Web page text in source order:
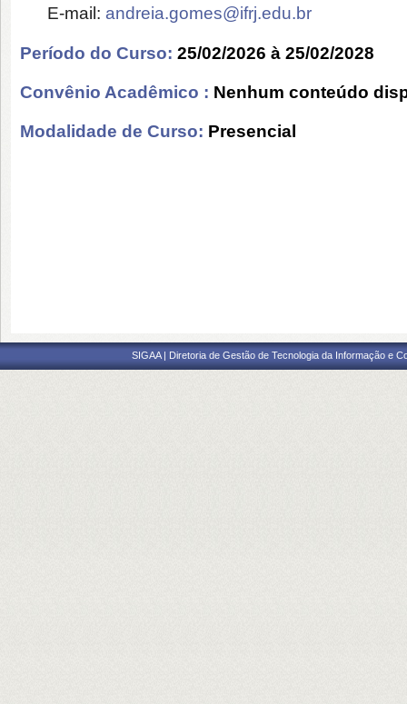
E-mail: andreia.gomes@ifrj.edu.br
Período do Curso: 25/02/2026 à 25/02/2028
Convênio Acadêmico : Nenhum conteúdo
Modalidade de Curso: Presencial
SIGAA | Diretoria de Gestão de Tecnologia da Informação e